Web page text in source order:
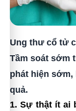
Ung thư cổ tử
Tầm soát sớm
phát hiện sớm,
quả.
1. Sự thật ít ai